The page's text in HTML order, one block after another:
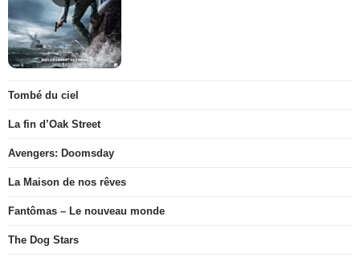
Tombé du ciel
La fin d’Oak Street
Avengers: Doomsday
La Maison de nos rêves
Fantômas – Le nouveau monde
The Dog Stars